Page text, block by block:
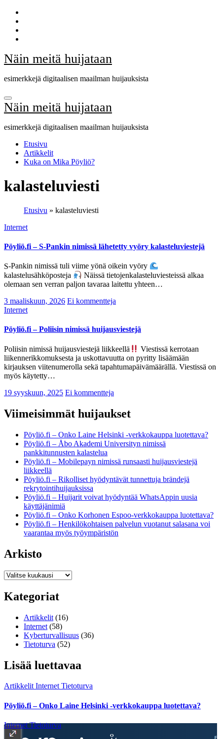
Skip
content
Näin meitä huijataan
esimerkkejä digitaalisen maailman huijauksista
Näin meitä huijataan
esimerkkejä digitaalisen maailman huijauksista
Etusivu
Artikkelit
Kuka on Mika Pöyliö?
kalasteluviesti
Etusivu » kalasteluviesti
Internet
Pöyliö.fi – S-Pankin nimissä lähetetty vyöry kalasteluviestejä
S-Pankin nimissä tuli viime yönä oikein vyöry
kalastelusähköposteja
Näissä tietojenkalasteluviesteissä alkaa
olemaan sen verran paljon tavaraa laitettu yhteen…
3 maaliskuun, 2026 Ei kommentteja
Internet
Pöyliö.fi – Poliisin nimissä huijausviestejä
Poliisin nimissä huijausviestejä liikkeellä
Viestissä kerrotaan
liikennerikkomuksesta ja uskottavuutta on pyritty lisäämään
kirjauksen viitenumerolla sekä tapahtumapäivämäärällä. Viestissä on
myös käytetty…
19 syyskuun, 2025 Ei kommentteja
Viimeisimmät huijaukset
Pöyliö.fi – Onko Laine Helsinki -verkkokauppa luotettava?
Pöyliö.fi – Åbo Akademi Universityn nimissä
pankkitunnusten kalastelua
Pöyliö.fi – Mobilepayn nimissä runsaasti huijausviestejä
liikkeellä
Pöyliö.fi – Rikolliset hyödyntävät tunnettuja brändejä
rekrytointihuijauksissa
Pöyliö.fi – Huijarit voivat hyödyntää WhatsAppin uusia
käyttäjänimiä
Pöyliö.fi – Onko Korhonen Espoo-verkkokauppa luotettava?
Pöyliö.fi – Henkilökohtaisen palvelun vuotanut salasana voi
vaarantaa myös työympäristön
Arkisto
Arkisto
Kategoriat
Artikkelit (16)
Internet (58)
Kyberturvallisuus (36)
Tietoturva (52)
Lisää luettavaa
ArtikkelitInternetTietoturva
Pöyliö.fi – Onko Laine Helsinki -verkkokauppa luotettava?
InternetTietoturva